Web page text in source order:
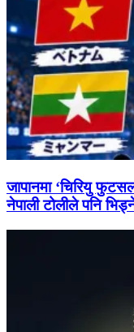
जापानमा ‘चिरियु
नेपाली टोलीले पनि